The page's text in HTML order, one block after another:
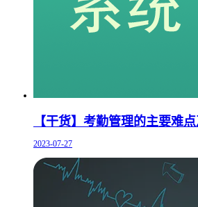
【干货】考勤管理的主要难
2023-07-27